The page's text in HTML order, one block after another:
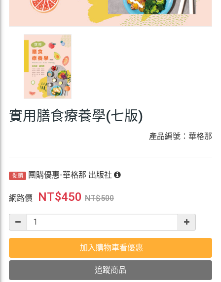
實用膳食療養學(七版)
產品編號：華格那
促銷 團購優惠-華格那 出版社
網路價 NT$450 NT$500
加入購物車看優惠
追蹤商品